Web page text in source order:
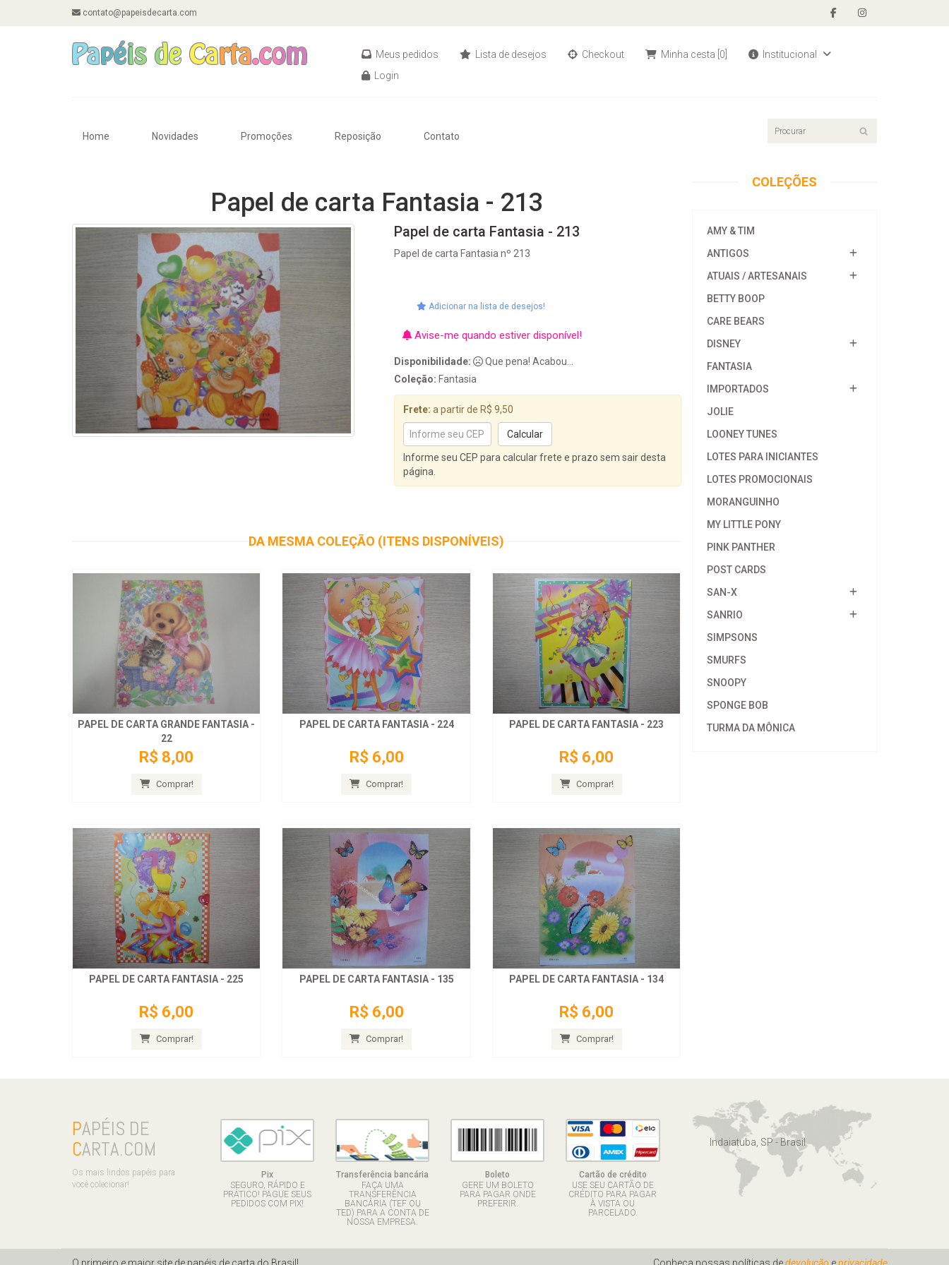
contato@papeisdecarta.com
Meus pedidos Lista de desejos Checkout Minha cesta [0]
Institucional
Login
Home Novidades Promoções Reposição Contato
Papel de carta Fantasia - 213
Papel de carta Fantasia - 213
Papel de carta Fantasia nº 213
Adicionar na lista de desejos!
Avise-me quando estiver disponível!
Disponibilidade:
Que pena! Acabou...
Coleção: Fantasia
Frete: a partir de R$ 9,50
Informe seu CEP para calcular frete e prazo sem sair desta
página.
DA MESMA COLEÇÃO (ITENS DISPONÍVEIS)
PAPEL DE CARTA GRANDE FANTASIA -
22
R$ 8,00
Comprar!
PAPEL DE CARTA FANTASIA - 224
R$ 6,00
Comprar!
PAPEL DE CARTA FANTASIA - 223
R$ 6,00
Comprar!
PAPEL DE CARTA FANTASIA - 225
R$ 6,00
Comprar!
PAPEL DE CARTA FANTASIA - 135
R$ 6,00
Comprar!
PAPEL DE CARTA FANTASIA - 134
R$ 6,00
Comprar!
COLEÇÕES
AMY & TIM
ANTIGOS
ATUAIS / ARTESANAIS
BETTY BOOP
CARE BEARS
DISNEY
FANTASIA
IMPORTADOS
JOLIE
LOONEY TUNES
LOTES PARA INICIANTES
LOTES PROMOCIONAIS
MORANGUINHO
MY LITTLE PONY
PINK PANTHER
POST CARDS
SAN-X
SANRIO
SIMPSONS
SMURFS
SNOOPY
SPONGE BOB
TURMA DA MÔNICA
PAPÉIS DE
CARTA.COM
Os mais lindos papéis para
você colecionar!
Pix
SEGURO, RÁPIDO E
PRÁTICO! PAGUE SEUS
PEDIDOS COM PIX!
Transferência bancária
FAÇA UMA
TRANSFERÊNCIA
BANCÁRIA (TEF OU
TED) PARA A CONTA DE
NOSSA EMPRESA.
Boleto
GERE UM BOLETO
PARA PAGAR ONDE
PREFERIR.
Cartão de crédito
USE SEU CARTÃO DE
CRÉDITO PARA PAGAR
À VISTA OU
PARCELADO.
Indaiatuba, SP - Brasil